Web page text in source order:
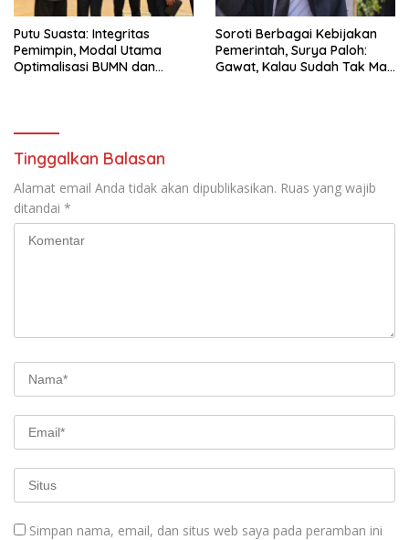
Putu Suasta: Integritas
Pemimpin, Modal Utama
Optimalisasi BUMN dan
Soroti Berbagai Kebijakan
Pemerintah, Surya Paloh:
Gawat, Kalau Sudah Tak Mau
Tinggalkan Balasan
Alamat email Anda tidak akan dipublikasikan. Ruas yang wajib
ditandai *
Simpan nama, email, dan situs web saya pada peramban ini